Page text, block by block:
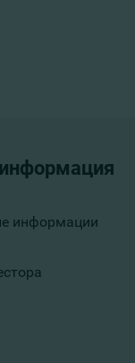
информации